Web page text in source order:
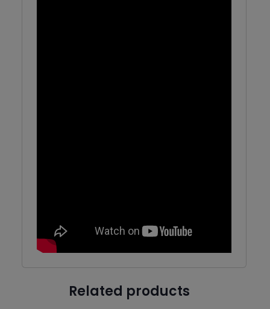
Related products